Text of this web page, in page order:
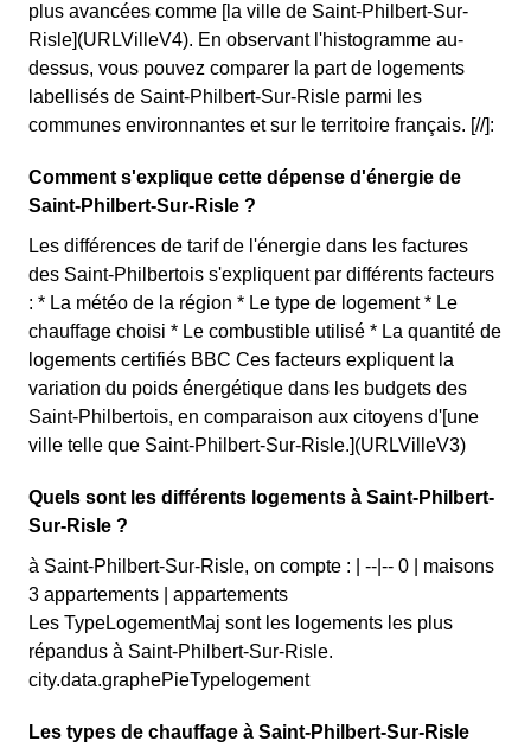
plus avancées comme [la ville de Saint-Philbert-Sur-
Risle](URLVilleV4). En observant l'histogramme au-
dessus, vous pouvez comparer la part de logements
labellisés de Saint-Philbert-Sur-Risle parmi les
communes environnantes et sur le territoire français. [//]:
Comment s'explique cette dépense d'énergie de
Saint-Philbert-Sur-Risle ?
Les différences de tarif de l'énergie dans les factures
des Saint-Philbertois s'expliquent par différents facteurs
: * La météo de la région * Le type de logement * Le
chauffage choisi * Le combustible utilisé * La quantité de
logements certifiés BBC Ces facteurs expliquent la
variation du poids énergétique dans les budgets des
Saint-Philbertois, en comparaison aux citoyens d'[une
ville telle que Saint-Philbert-Sur-Risle.](URLVilleV3)
Quels sont les différents logements à Saint-Philbert-
Sur-Risle ?
à Saint-Philbert-Sur-Risle, on compte : | --|-- 0 | maisons
3 appartements | appartements
Les TypeLogementMaj sont les logements les plus
répandus à Saint-Philbert-Sur-Risle.
city.data.graphePieTypelogement
Les types de chauffage à Saint-Philbert-Sur-Risle